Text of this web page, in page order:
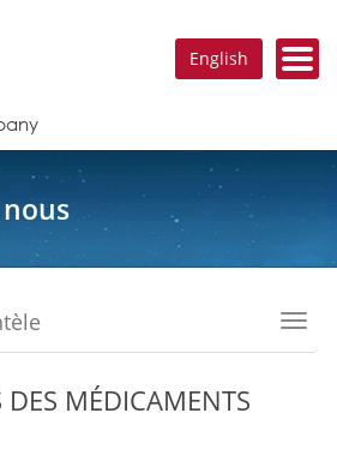
English
DES MÉDICAMENTS